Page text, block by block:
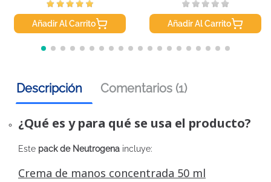
Añadir Al Carrito Añadir Al Carrito
Descripción Comentarios (1)
¿Qué es y para qué se usa el producto?
Este pack de Neutrogena incluye:
Crema de manos concentrada 50 ml